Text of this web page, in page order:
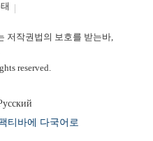
저작권법의 보호를 받는바,
reserved.
티바에 다국어로